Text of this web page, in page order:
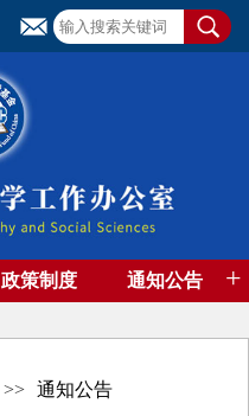
政策制度 通知公告 +
>> 通知公告